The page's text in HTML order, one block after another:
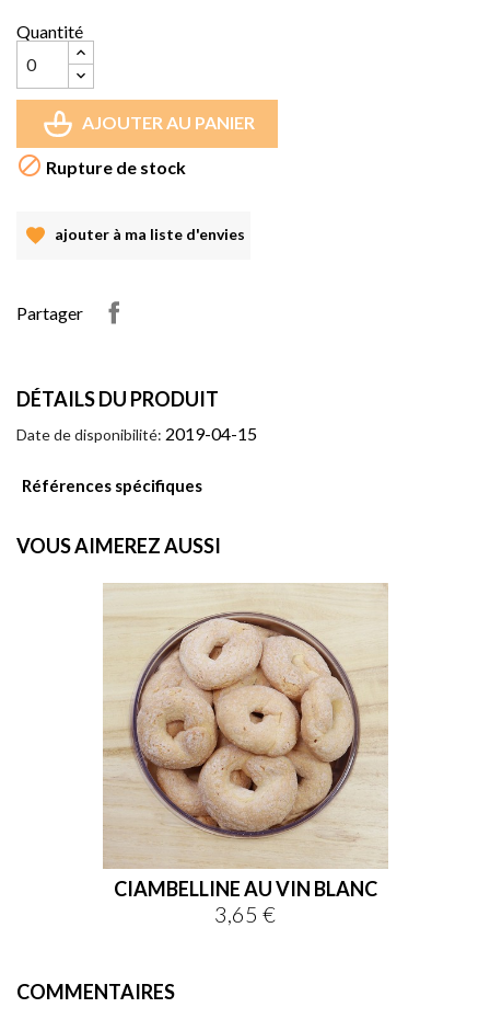
Quantité
AJOUTER AU PANIER
 Rupture de stock
ajouter à ma liste d'envies
Partager
DÉTAILS DU PRODUIT
Date de disponibilité: 2019-04-15
Références spécifiques
VOUS AIMEREZ AUSSI
CIAMBELLINE AU VIN BLANC
Prix
3,65 €
COMMENTAIRES